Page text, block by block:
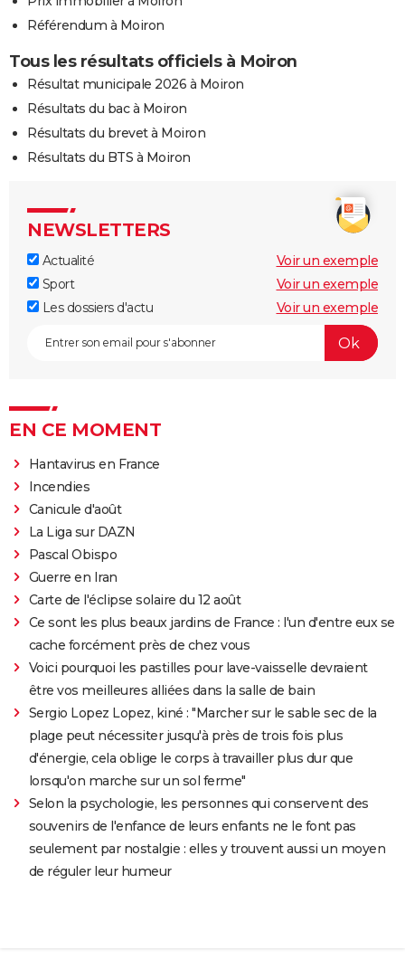
Référendum à Moiron
Tous les résultats officiels à Moiron
Résultat municipale 2026 à Moiron
Résultats du bac à Moiron
Résultats du brevet à Moiron
Résultats du BTS à Moiron
NEWSLETTERS
Actualité
Voir un exemple
Sport
Voir un exemple
Les dossiers d'actu
Voir un exemple
EN CE MOMENT
Hantavirus en France
Incendies
Canicule d'août
La Liga sur DAZN
Pascal Obispo
Guerre en Iran
Carte de l'éclipse solaire du 12 août
Ce sont les plus beaux jardins de France : l'un d'entre eux se
cache forcément près de chez vous
Voici pourquoi les pastilles pour lave-vaisselle devraient
être vos meilleures alliées dans la salle de bain
Sergio Lopez Lopez, kiné : "Marcher sur le sable sec de la
plage peut nécessiter jusqu'à près de trois fois plus
d'énergie, cela oblige le corps à travailler plus dur que
lorsqu'on marche sur un sol ferme"
Selon la psychologie, les personnes qui conservent des
souvenirs de l'enfance de leurs enfants ne le font pas
seulement par nostalgie : elles y trouvent aussi un moyen
de réguler leur humeur